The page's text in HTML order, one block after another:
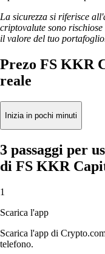
La sicurezza si riferisce
criptovalute sono
il valore del tuo
Prezo FS KKR
reale
Inizia in pochi minuti
3 passaggi per
di FS KKR
1
Scarica l'app
Scarica l'app di
telefono.